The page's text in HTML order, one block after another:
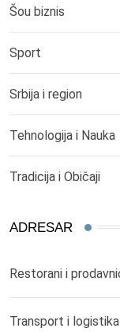
Šou biznis
Sport
Srbija i region
Tehnologija i Nauka
Tradicija i Običaji
ADRESAR
Restorani i
Transport i logistika